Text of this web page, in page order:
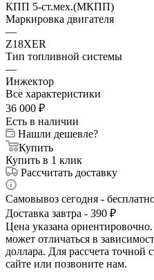
КПП 5-ст.мех.(МКПП)
Маркировка двигателя
—
Z18XER
Тип топливной системы
—
Инжектор
Все характеристики
36 000 ₽
Есть в наличии
Нашли дешевле?
Купить
Купить в 1 клик
Рассчитать доставку
Самовывоз сегодня -
Доставка завтра - 390 ₽
Цена указана
может отличаться в
доллара. Для рассчета точной
сайте или позвоните нам.